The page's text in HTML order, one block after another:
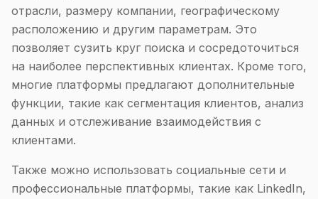
отрасли, размеру компании, географическому
расположению и другим параметрам. Это
позволяет сузить круг поиска и сосредоточиться
на наиболее перспективных клиентах. Кроме того,
многие платформы предлагают дополнительные
функции, такие как сегментация клиентов, анализ
данных и отслеживание взаимодействия с
клиентами.
Также можно использовать социальные сети и
профессиональные платформы, такие как LinkedIn,